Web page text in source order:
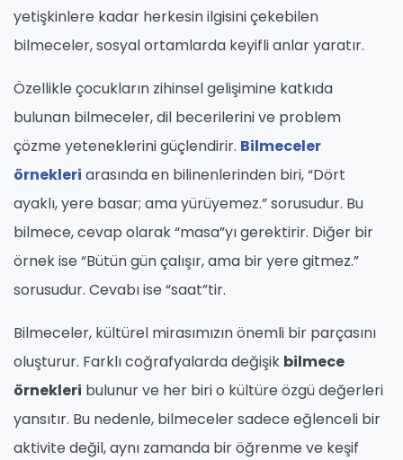
yetişkinlere kadar herkesin ilgisini çekebilen
bilmeceler, sosyal ortamlarda keyifli anlar yaratır.
Özellikle çocukların zihinsel gelişimine katkıda
bulunan bilmeceler, dil becerilerini ve problem
çözme yeteneklerini güçlendirir. Bilmeceler
örnekleri arasında en bilinenlerinden biri, “Dört
ayaklı, yere basar; ama yürüyemez.” sorusudur. Bu
bilmece, cevap olarak “masa”yı gerektirir. Diğer bir
örnek ise “Bütün gün çalışır, ama bir yere gitmez.”
sorusudur. Cevabı ise “saat”tir.
Bilmeceler, kültürel mirasımızın önemli bir parçasını
oluşturur. Farklı coğrafyalarda değişik bilmece
örnekleri bulunur ve her biri o kültüre özgü değerleri
yansıtır. Bu nedenle, bilmeceler sadece eğlenceli bir
aktivite değil, aynı zamanda bir öğrenme ve keşif